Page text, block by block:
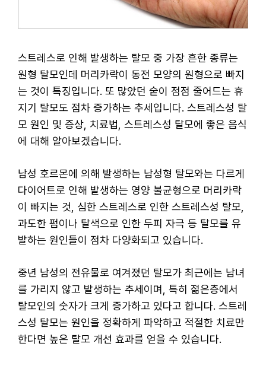
스트레스로 인해 발생하는 탈모 중 가장 흔한 종류는
원형 탈모인데 머리카락이 동전 모양의 원형으로 빠지
는 것이 특징입니다. 또 많았던 숱이 점점 줄어드는 휴
지기 탈모도 점차 증가하는 추세입니다. 스트레스성 탈
모 원인 및 증상, 치료법, 스트레스성 탈모에 좋은 음식
에 대해 알아보겠습니다.
남성 호르몬에 의해 발생하는 남성형 탈모와는 다르게
다이어트로 인해 발생하는 영양 불균형으로 머리카락
이 빠지는 것, 심한 스트레스로 인한 스트레스성 탈모,
과도한 펌이나 탈색으로 인한 두피 자극 등 탈모를 유
발하는 원인들이 점차 다양화되고 있습니다.
중년 남성의 전유물로 여겨졌던 탈모가 최근에는 남녀
를 가리지 않고 발생하는 추세이며, 특히 젊은층에서
탈모인의 숫자가 크게 증가하고 있다고 합니다. 스트레
스성 탈모는 원인을 정확하게 파악하고 적절한 치료만
한다면 높은 탈모 개선 효과를 얻을 수 있습니다.